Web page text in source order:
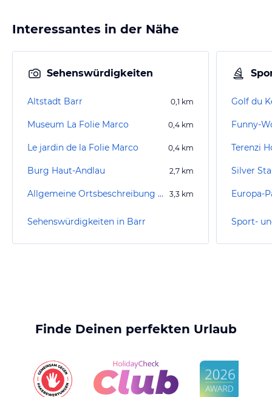
Interessantes in der Nähe
Sehenswürdigkeiten
Altstadt Barr 0,1 km
Museum La Folie Marco 0,4 km
Le jardin de la Folie Marco 0,4 km
Burg Haut-Andlau 2,7 km
Allgemeine Ortsbeschreibung Andlau 3,3 km
Sehenswürdigkeiten in Barr
Golf du
Terenzi
Silver
Europa-
Sport-
Finde Deinen perfekten Urlaub